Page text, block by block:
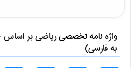
واژه نامه تخصصیرياضیبر اساس
به فارسی)